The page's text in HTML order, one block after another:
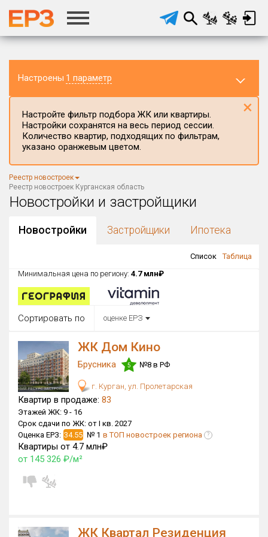
Настроены 1 параметр
Регион ЖК
Курганская область
Район в регионе
Все
Все
Район в городе
Цена
от
Общая площадь, м²
от
Срок сдачи
от Сдан в 2023
×ДАП
Настройте фильтр подбора ЖК или квартиры.
Настройки сохранятся на весь период сессии.
Количество квартир, подходящих по фильтрам,
указано оранжевым цветом.
×
Реестр новостроек
Реестр новостроек Курганская область
Новостройки и застройщики
Новостройки Застройщики Ипотека
Список
Таблица
Минимальная цена по региону: 4.7 млн₽
Сортировать по оценке ЕРЗ
ЖК Дом Кино
Брусника 5 №8 в РФ
г. Курган, ул. Пролетарская
Квартир в продаже: 83
Этажей ЖК: 9 - 16
Срок сдачи по ЖК: от I кв. 2027
Оценка ЕРЗ: 34.55 № 1 в ТОП новостроек региона ?
Квартиры от 4.7 млн₽
от 145 326 ₽/м²
ЖК Квартал Резиденция